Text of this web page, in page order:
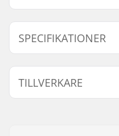
SPECIFIKATIONER
Pedal Axel diameter:
Pedal material:
Vikt:
TILLVERKARE